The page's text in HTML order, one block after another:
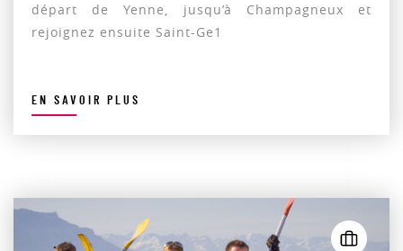
départ de Yenne, jusqu’à Champagneux et
rejoignez ensuite Saint-Ge1
EN SAVOIR PLUS